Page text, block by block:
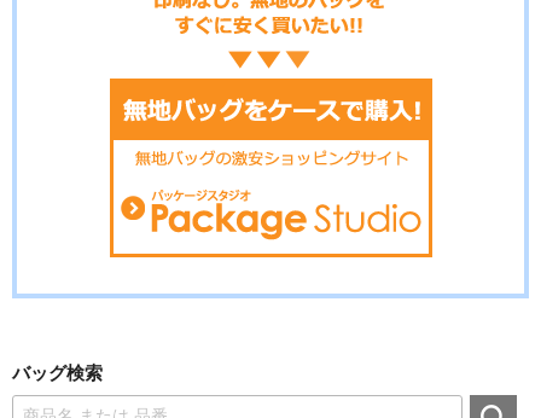
バッグ検索